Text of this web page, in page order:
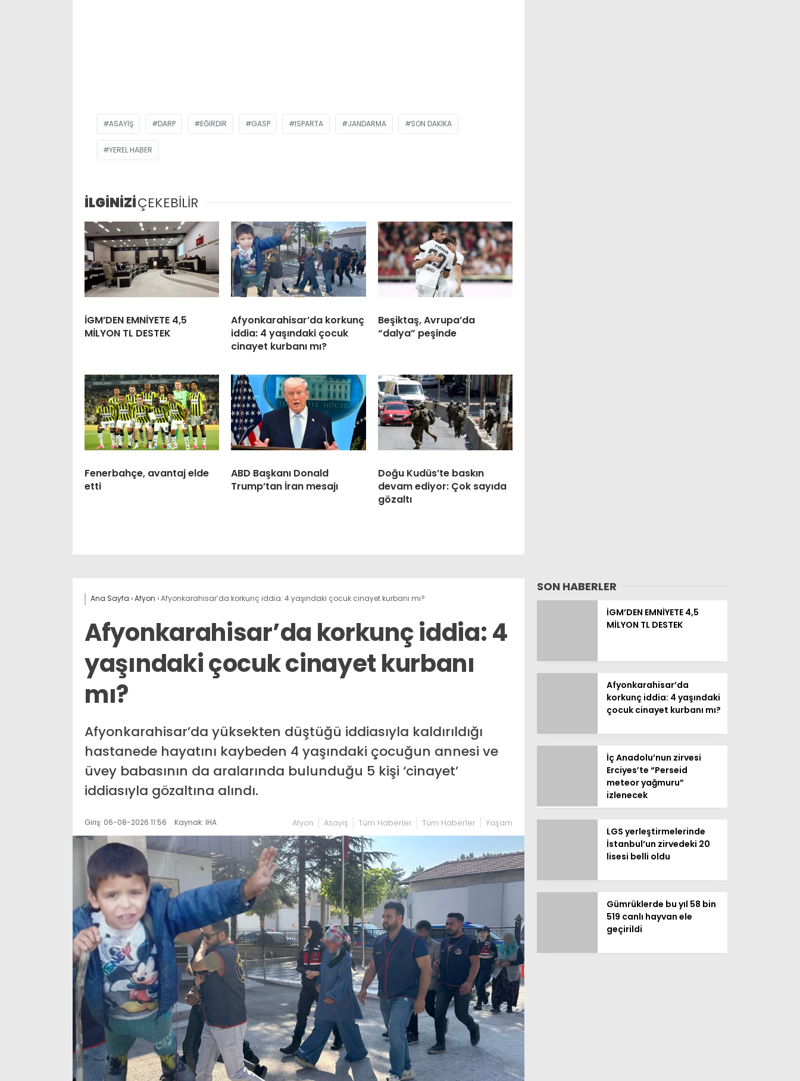
ASAYIŞ DARP EĞIRDIR GASP ISPARTA JANDARMA SON DAKIKA
YEREL HABER
İLGİNİZİÇEKEBİLİR
İGM’DEN EMNİYETE 4,5
MİLYON TL DESTEK
Afyonkarahisar’da korkunç
iddia: 4 yaşındaki çocuk
cinayet kurbanı mı?
Beşiktaş, Avrupa’da
“dalya” peşinde
Fenerbahçe, avantaj elde
etti
ABD Başkanı Donald
Trump’tan İran mesajı
Doğu Kudüs’te baskın
devam ediyor: Çok sayıda
gözaltı
Ana Sayfa ›Afyon ›Afyonkarahisar’da korkunç iddia: 4 yaşındaki çocuk cinayet kurbanı mı?
Afyonkarahisar’da korkunç iddia: 4
yaşındaki çocuk cinayet kurbanı
mı?
Afyonkarahisar’da yüksekten düştüğü iddiasıyla kaldırıldığı
hastanede hayatını kaybeden 4 yaşındaki çocuğun annesi ve
üvey babasının da aralarında bulunduğu 5 kişi ‘cinayet’
iddiasıyla gözaltına alındı.
Giriş: 06-08-2026 11:56 Kaynak: İHA Afyon Asayiş Tüm Haberler Tüm Haberler Yaşam
SON HABERLER
İGM’DEN EMNİYETE 4,5
MİLYON TL DESTEK
Afyonkarahisar’da
çocuk cinayet kurbanı mı?
Erciyes’te “Perseid
izlenecek
LGS yerleştirmelerinde
İstanbul’un zirvedeki 20
Gümrüklerde bu yıl 58 bin
geçirildi